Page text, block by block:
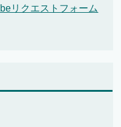
リクエストフォーム